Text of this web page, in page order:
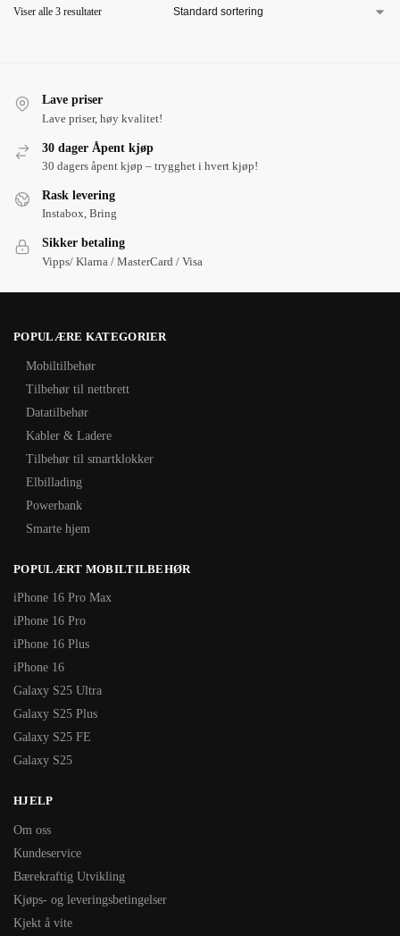
Viser alle 3 resultater
Lave priser
Lave priser, høy kvalitet!
30 dager Åpent kjøp
30 dagers åpent kjøp – trygghet i hvert kjøp!
Rask levering
Instabox, Bring
Sikker betaling
Vipps/ Klarna / MasterCard / Visa
POPULÆRE KATEGORIER
Mobiltilbehør
Tilbehør til nettbrett
Datatilbehør
Kabler & Ladere
Tilbehør til smartklokker
Elbillading
Powerbank
Smarte hjem
POPULÆRT MOBILTILBEHØR
iPhone 16 Pro Max
iPhone 16 Pro
iPhone 16 Plus
iPhone 16
Galaxy S25 Ultra
Galaxy S25 Plus
Galaxy S25 FE
Galaxy S25
HJELP
Om oss
Kundeservice
Bærekraftig Utvikling
Kjøps- og leveringsbetingelser
Kjekt å vite